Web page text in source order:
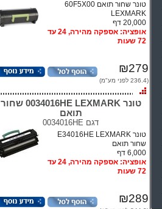
טונר שחור תואם 60F5X00
LEXMARK
20,000 דף
אופציה: אספקה מהירה, 24 עד
72 שעות
₪279
(236.4 לפני מע"מ)
טונר 0034016HE LEXMARK שחור
תואם
דגם 0034016HE
טונר E34016HE LEXMARK
שחור תואם
6,000 דף
אופציה: אספקה מהירה, 24 עד
72 שעות
₪289